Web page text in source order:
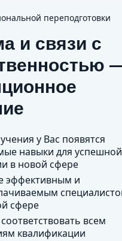
переподготовки
и связи с
у Вас появятся
навыки для успешной
в новой сфере
эффективным и
сфере
всем
квалификации